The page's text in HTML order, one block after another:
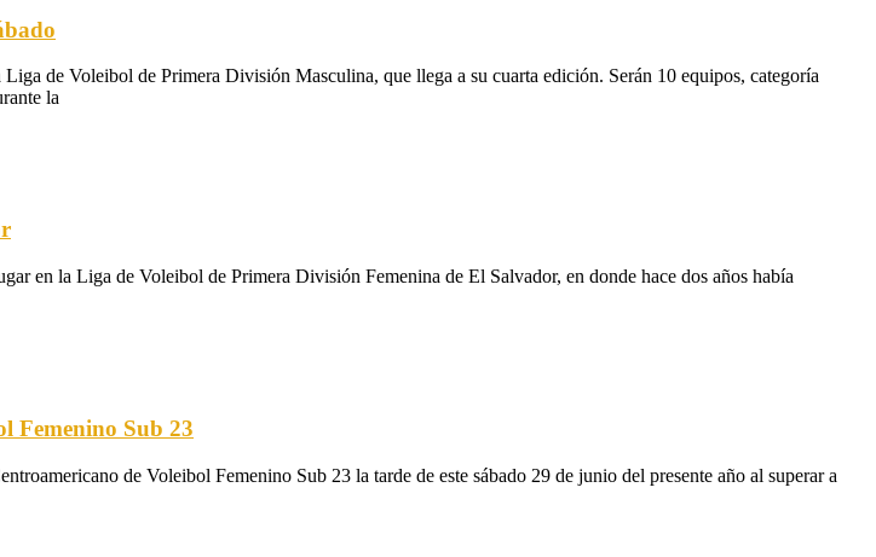
de Voleibol de Primera División Masculina, que llega a su cuarta edición. Serán 10 equipos, categoría
la
en la Liga de Voleibol de Primera División Femenina de El Salvador, en donde hace dos años había
Femenino Sub 23
de Voleibol Femenino Sub 23 la tarde de este sábado 29 de junio del presente año al superar a